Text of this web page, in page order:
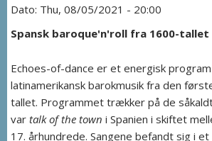
Thu, 08/05/2021 - 20:00
Spansk baroque'n'roll fra 1600-tallet
Echoes-of-dance er et energisk
latinamerikansk barokmusik fra den
tallet. Programmet trækker på de
var talk of the town i Spanien i skiftet
17. århundrede. Sangene befandt sig i